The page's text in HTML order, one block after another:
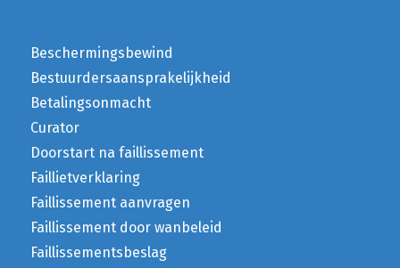
Beschermingsbewind
Bestuurdersaansprakelijkheid
Betalingsonmacht
Curator
Doorstart na faillissement
Faillietverklaring
Faillissement aanvragen
Faillissement door wanbeleid
Faillissementsbeslag